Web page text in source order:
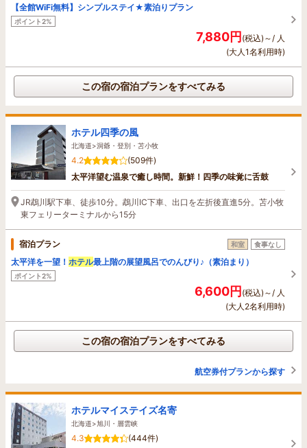
【全館WiFi無料】シンプルステイ★素泊りプラン
ポイント2%
7,880円(税込)～/ 人
(大人1名利用時)
この宿の宿泊プランをすべてみる
ホテル四季の風
北海道>洞爺・登別・苫小牧
4.2
(509件)
太平洋望む温泉で癒し時間。新鮮！四季の味覚に舌鼓
JR鵡川駅下車、徒歩10分。鵡川IC下車、出口を左折後直進5分。苫小牧
東フェリーターミナルから15分
宿泊プラン 和室 食事なし
太平洋を一望！ ホテル最上階の展望風呂でのんびり♪（素泊まり）
ポイント2%
6,600円(税込)～/ 人
(大人2名利用時)
この宿の宿泊プランをすべてみる
航空券付プランから探す
ホテルマイステイズ名寄
北海道>旭川・層雲峡
4.3
(444件)